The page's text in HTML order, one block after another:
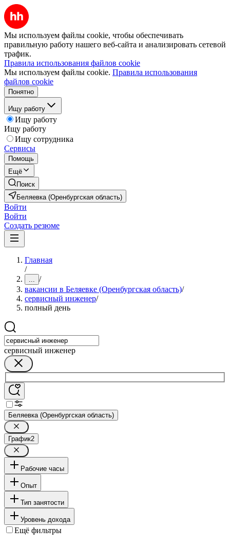
Мы используем файлы cookie, чтобы обеспечивать
правильную работу нашего веб-сайта и анализировать сетевой
трафик.
Правила использования файлов cookie
Мы используем файлы cookie. Правила использования
файлов cookie
Понятно
Ищу работу
Ищу работу
Ищу работу
Ищу сотрудника
Сервисы
Помощь
Ещё
Поиск
Беляевка (Оренбургская область)
Войти
Войти
Создать резюме
Главная
/
... /
вакансии в Беляевке (Оренбургская область)/
сервисный инженер/
полный день
сервисный инженер
Беляевка (Оренбургская область)
График2
Рабочие часы
Опыт
Тип занятости
Уровень дохода
Ещё фильтры